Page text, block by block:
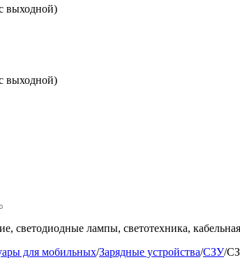
светодиодные лампы, светотехника,
для мобильных/Зарядные устройства/СЗУ/